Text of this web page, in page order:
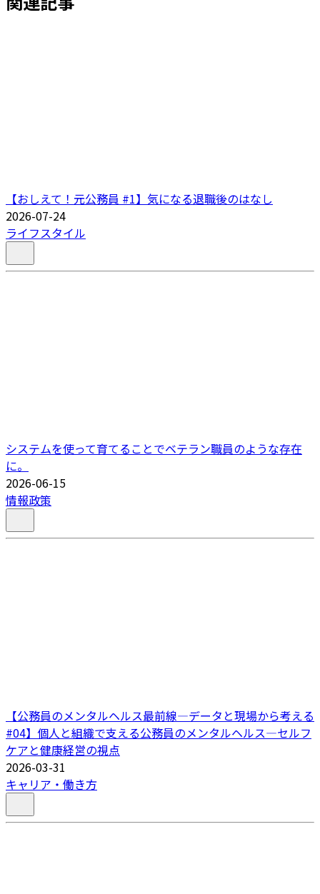
【おしえて！元公務員 #1】気になる退職後のはなし
2026-07-24
ライフスタイル
システムを使って育てることでベテラン職員のような存在
に。
2026-06-15
情報政策
【公務員のメンタルヘルス最前線―データと現場から考える
#04】個人と組織で支える公務員のメンタルヘルス―セルフ
ケアと健康経営の視点
2026-03-31
キャリア・働き方